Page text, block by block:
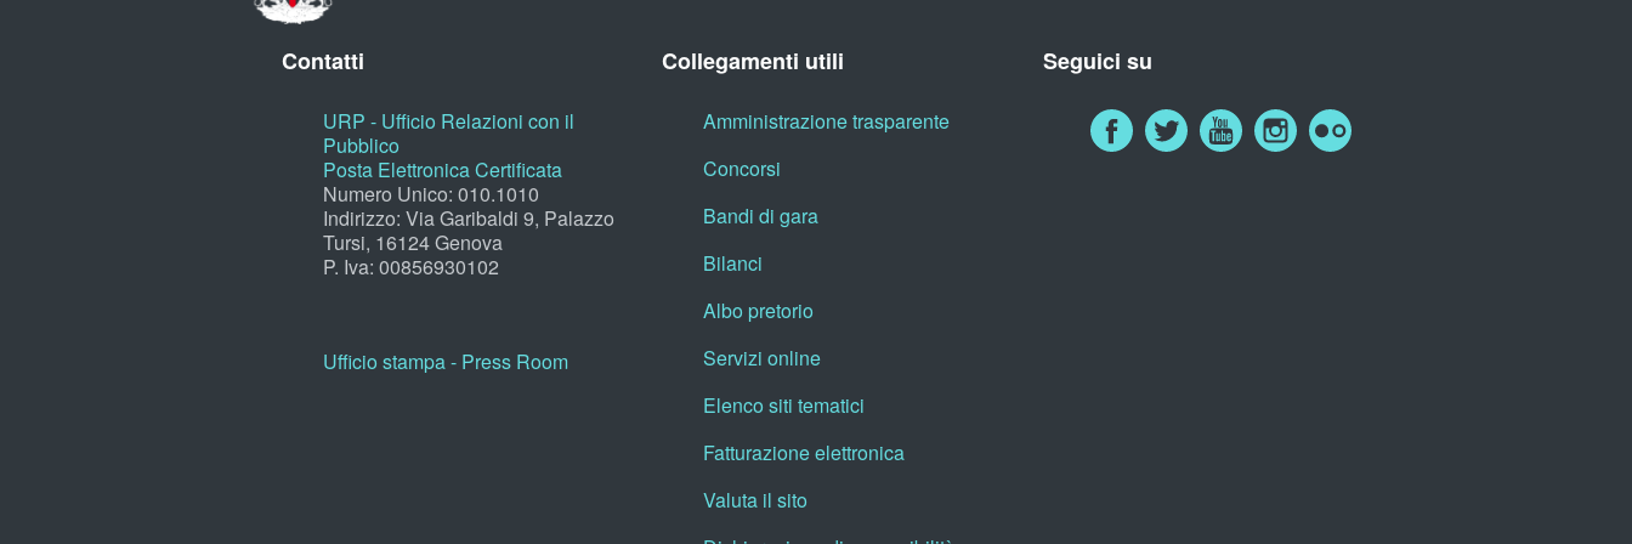
Contatti
URP - Ufficio Relazioni con il
Pubblico
Posta Elettronica Certificata
Numero Unico: 010.1010
Indirizzo: Via Garibaldi 9, Palazzo
Tursi, 16124 Genova
P. Iva: 00856930102
Ufficio stampa - Press Room
Collegamenti utili
Amministrazione trasparente
Concorsi
Bandi di gara
Bilanci
Albo pretorio
Servizi online
Elenco siti tematici
Fatturazione elettronica
Valuta il sito
Seguici su